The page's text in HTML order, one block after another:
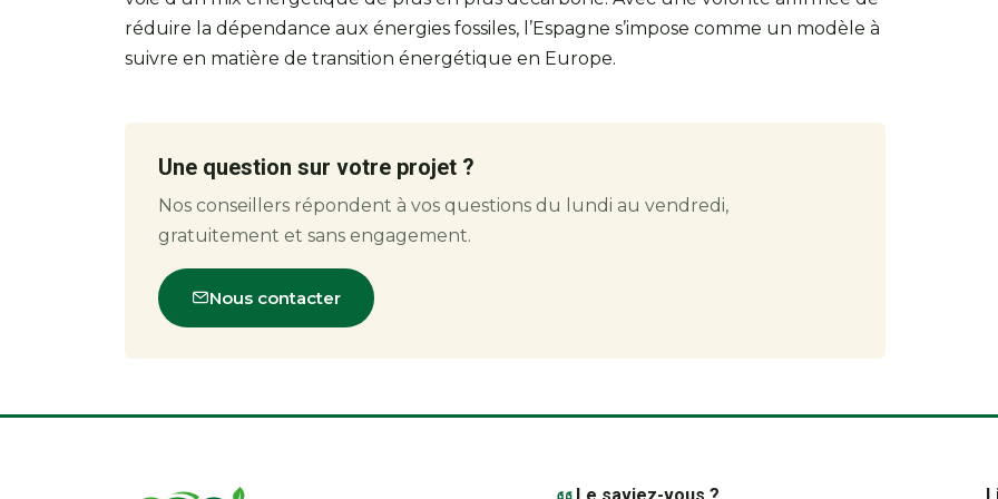
réduire la dépendance aux énergies fossiles, l’Espagne s’impose comme un modèle à
suivre en matière de transition énergétique en Europe.
Une question sur votre projet ?
Nos conseillers répondent à vos questions du lundi au vendredi,
gratuitement et sans engagement.
Nous contacter